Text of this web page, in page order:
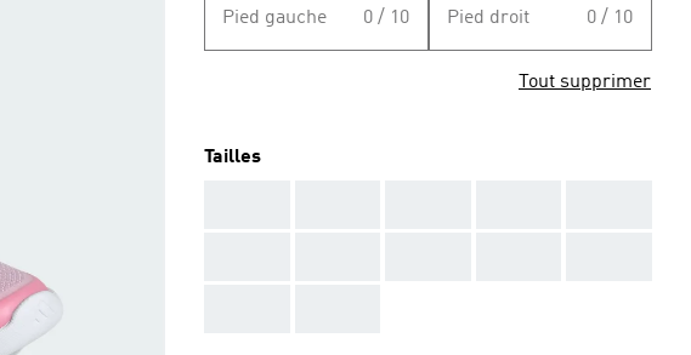
Pied gauche 0 / 10 Pied droit 0 / 10
Tout supprimer
Tailles